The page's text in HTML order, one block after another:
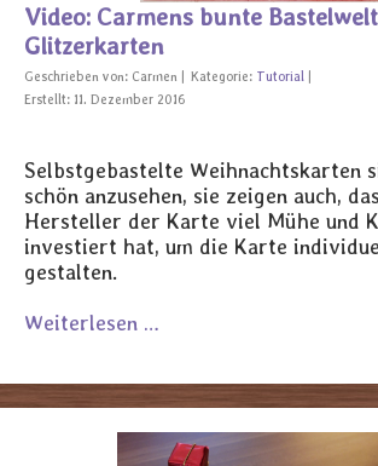
Video: Carmens bunte
Glitzerkarten
Geschrieben von: Carmen Kategorie: Tutorial
Erstellt: 11. Dezember 2016
Selbstgebastelte Weihnachtskarten
schön anzusehen, sie zeigen auch,
Hersteller der Karte viel Mühe und
investiert hat, um die Karte
gestalten.
Weiterlesen …